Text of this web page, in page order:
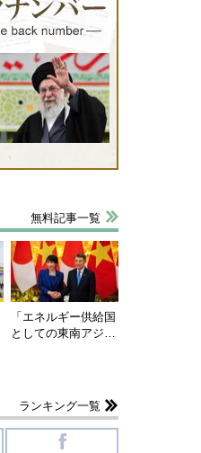
無料記事一覧
「エネルギー供給国
としての東南アジ…
ランキング一覧